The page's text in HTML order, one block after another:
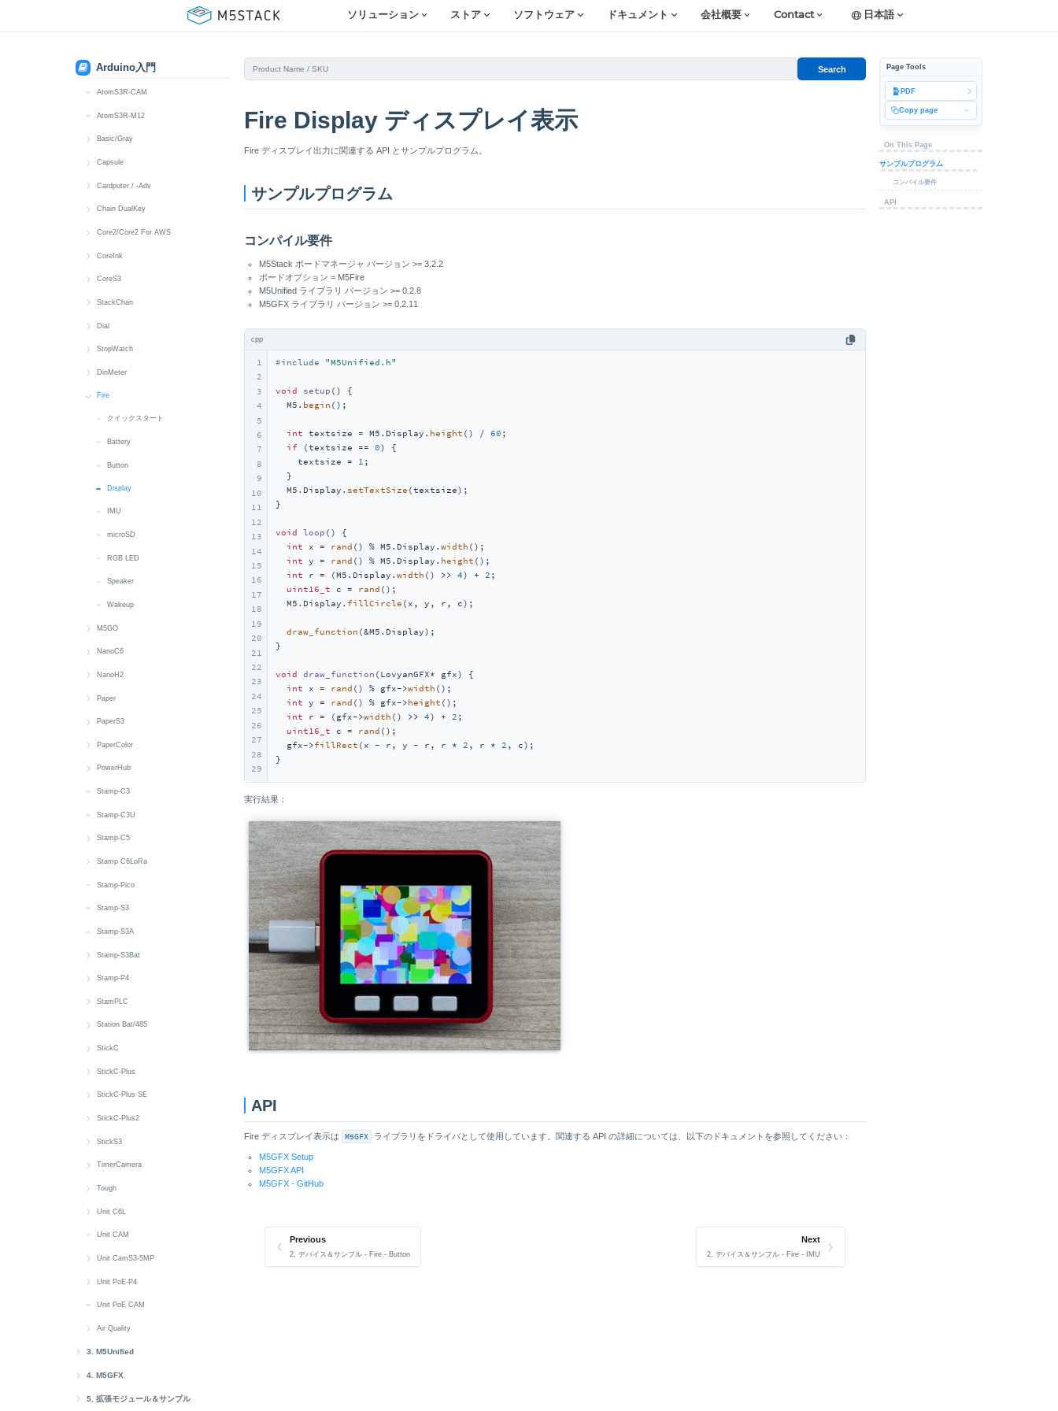
ソリューション ストア ソフトウェア ドキュメント 会社概要 Contact 日本語
Arduino入門
Touch
RTC
Power
Wakeup
IMU
Power
LoRa
LED
IR NEC
Mic
Speaker
RGB LED
IMU
IR NEC
Button
Display
IMU
IR NEC
LED
クイックスタート
Button
IR NEC
RGB LED
MIC
AtomS3R
クイックスタート
Button
Display
IMU
IR NEC
AtomS3R-CAM
AtomS3R-M12
Basic/Gray
クイックスタート
Audio Files
Battery
Button
Display
IMU
microSD
Speaker
Wakeup
Capsule
クイックスタート
Button
Buzzer
MIC
IR NEC
RTC
Wakeup
Cardputer / -Adv
クイックスタート
Battery
Button
Display
IMU
IR
Keyboard
Mic
microSD
Speaker
Chain DualKey
クイックスタート
BLE HID
Button
Power
RGB LED
Switch
USB HID
Core2/Core2 For AWS
クイックスタート
Audio Files
Battery
Button
Display
IMU
microSD
RTC
Touch
Vibration
Wakeup
CoreInk
クイックスタート
Battery
Button
Buzzer
Display
LED
RTC
Wakeup
CoreS3
CoreS3 クイックスタート
CoreS3-SE クイックスタート
Audio Files
Image Files
Button
Camera
Display
LTR553
MIC
RTC
microSD
Speaker
Touch
IMU
Wakeup
Power
StackChan
StackChan クイックスタート
Audio Files
Image Files
Battery
Button
Camera
Display
IMU
IR NEC
LTR553
MIC
NFC
RGB LED
RTC
microSD
Servo
Speaker
Touch
Touch Sensor
Wakeup
Dial
クイックスタート
Button
Buzzer
Display
Encoder
RFID
RTC
Touch
Wakeup
StopWatch
クイックスタート
Battery
Button
Display
IMU
MIC
RTC
Speaker
Touch
Vibration
M5PM1 & M5IOE1
DinMeter
クイックスタート
Display
Buzzer
Button
Battery
RTC
Encoder
Wakeup
Wi-Fi
Fire
クイックスタート
Battery
Button
Display
IMU
microSD
RGB LED
Speaker
Wakeup
M5GO
クイックスタート
Battery
Button
Display
IMU
microSD
Speaker
MIC
Wakeup
6 x Unit Sensor
NanoC6
クイックスタート
Button
LED
IR NEC
Thread
Zigbee
NanoH2
クイックスタート
Button
LED
IR NEC
Thread
Zigbee
Paper
クイックスタート
Battery
Button
RTC
microSD
SHT30
Touch
Wakeup
PaperS3
クイックスタート
Battery
Buzzer
IMU
RTC
microSD
Touch
Wakeup
PaperColor
クイックスタート
Display
Button
Battery
RGB LED
IR NEC
MIC
Speaker
microSD
SHT40
RTC
Wakeup
M5PM1
PowerHub
クイックスタート
Button
CAN
Power
RGB LED
RS485
RTC
Wakeup
Stamp-C3
Stamp-C3U
Stamp-C5
クイックスタート
LED
Wi-Fi
Stamp C6LoRa
クイックスタート
EXT IO
Stamp-Pico
Stamp-S3
Stamp-S3A
Stamp-S3Bat
クイックスタート
Battery
M5PM1
RGB LED
Wakeup
Stamp-P4
クイックスタート
Wi-Fi
StamPLC
クイックスタート
Button
Buzzer
CAN
Display
Input_Output
Modbus
RGB_LED
RTC
microSD
Sensor
Station Bat/485
クイックスタート
Battery
Button
Display
Grove Power
IMU
RGB LED
RTC
Wakeup
StickC
クイックスタート
Button
Display
Power
PWM
IMU
SH200Q
RTC
MIC
System
StickC-Plus
クイックスタート
Button
Buzzer
Display
Power
IMU
MIC
StickC-Plus SE
クイックスタート
Battery
Button
Display
IR NEC
MIC
Speaker
Wakeup
StickC-Plus2
クイックスタート
Battery
Button
Buzzer
Display
IMU
IR NEC
LED
MIC
RTC
Wakeup
StickS3
クイックスタート
Battery
Button
Display
IMU
IR NEC
MIC
Speaker
Wakeup
M5PM1
TimerCamera
クイックスタート
Camera
LED
Power
Wakeup
Tough
クイックスタート
RTC
microSD
RS485
Speaker
Touch
Wakeup
Unit C6L
クイックスタート
Button
Buzzer
Display
LoRa
RGB LED
Unit CAM
Unit CamS3-5MP
クイックスタート
microSD
Web CAM
Unit PoE-P4
クイックスタート
Button
Ethernet
IR NEC
RGB LED
Unit PoE CAM
Air Quality
クイックスタート
Battery
Button
3. M5Unified
M5Unified Setup
M5Unifiedクイックスタート
M5Unified API
4. M5GFX
M5GFX Setup
5. 拡張モジュール＆サンプル
Search
Fire Display ディスプレイ表示
Fire ディスプレイ出力に関連する API とサンプルプログラム。
サンプルプログラム
コンパイル要件
M5Stack ボードマネージャ バージョン >= 3.2.2
ボードオプション = M5Fire
M5Unified ライブラリ バージョン >= 0.2.8
M5GFX ライブラリ バージョン >= 0.2.11
cpp
1
2
3
4
5
6
7
8
9
10
11
12
13
14
15
16
17
18
19
20
21
22
23
24
25
26
27
28
29
#include "M5Unified.h"
void setup ()
{
  M5.
begin ();
int textsize = M5.Display. height () / 60 ;
if (textsize == 0) {
    textsize =
1 ;
  }
  M5.Display.
setTextSize (textsize);
}
void loop ()
{
int x = rand () % M5.Display. width ();
int y = rand () % M5.Display. height ();
int r = (M5.Display. width () >> 4) + 2 ;
uint16_t c = rand ();
  M5.Display.
fillCircle (x, y, r, c);
draw_function (&M5.Display);
}
void draw_function (LovyanGFX* gfx)
{
int x = rand () % gfx->width ();
int y = rand () % gfx->height ();
int r = (gfx->width () >> 4) + 2 ;
uint16_t c = rand ();
  gfx->
fillRect (x - r, y - r, r * 2 , r * 2 , c);
}
実行結果：
API
Fire ディスプレイ表示は M5GFX ライブラリをドライバとして使用しています。関連する API の詳細については、以下のドキュメントを参照してください：
M5GFX Setup
M5GFX API
M5GFX - GitHub
Previous
2. デバイス＆サンプル - Fire - Button
Next
2. デバイス＆サンプル - Fire - IMU
Page Tools
PDF
Copy page
On This Page
サンプルプログラム
コンパイル要件
API